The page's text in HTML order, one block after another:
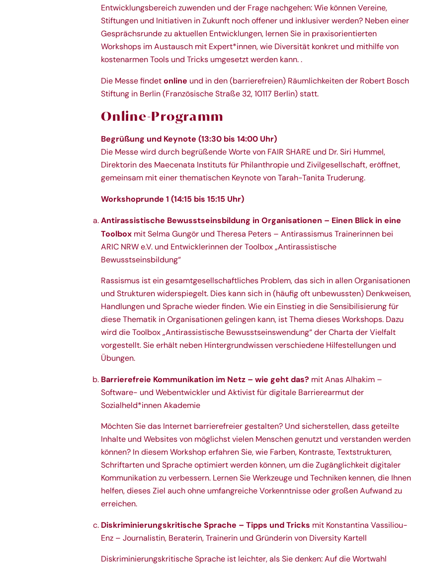
Entwicklungsbereich zuwenden und der Frage nachgehen: Wie können Vereine,
Stiftungen und Initiativen in Zukunft noch offener und inklusiver werden? Neben einer
Gesprächsrunde zu aktuellen Entwicklungen, lernen Sie in praxisorientierten
Workshops im Austausch mit Expert*innen, wie Diversität konkret und mithilfe von
kostenarmen Tools und Tricks umgesetzt werden kann. .
Die Messe findet online und in den (barrierefreien) Räumlichkeiten der Robert Bosch
Stiftung in Berlin (Französische Straße 32, 10117 Berlin) statt.
Online-Programm
Begrüßung und Keynote (13:30 bis 14:00 Uhr)
Die Messe wird durch begrüßende Worte von FAIR SHARE und Dr. Siri Hummel,
Direktorin des Maecenata Instituts für Philanthropie und Zivilgesellschaft, eröffnet,
gemeinsam mit einer thematischen Keynote von Tarah-Tanita Truderung.
Workshoprunde 1 (14:15 bis 15:15 Uhr)
Antirassistische Bewusstseinsbildung in Organisationen – Einen Blick in eine
Toolbox mit Selma Gungör und Theresa Peters – Antirassismus Trainerinnen bei
ARIC NRW e.V. und Entwicklerinnen der Toolbox „Antirassistische
Bewusstseinsbildung“
Rassismus ist ein gesamtgesellschaftliches Problem, das sich in allen Organisationen
und Strukturen widerspiegelt. Dies kann sich in (häufig oft unbewussten) Denkweisen,
Handlungen und Sprache wieder finden. Wie ein Einstieg in die Sensibilisierung für
diese Thematik in Organisationen gelingen kann, ist Thema dieses Workshops. Dazu
wird die Toolbox „Antirassistische Bewusstseinswendung“ der Charta der Vielfalt
vorgestellt. Sie erhält neben Hintergrundwissen verschiedene Hilfestellungen und
Übungen.
Barrierefreie Kommunikation im Netz – wie geht das? mit Anas Alhakim –
Software- und Webentwickler und Aktivist für digitale Barrierearmut der
Sozialheld*innen Akademie
Möchten Sie das Internet barrierefreier gestalten? Und sicherstellen, dass geteilte
Inhalte und Websites von möglichst vielen Menschen genutzt und verstanden werden
können? In diesem Workshop erfahren Sie, wie Farben, Kontraste, Textstrukturen,
Schriftarten und Sprache optimiert werden können, um die Zugänglichkeit digitaler
Kommunikation zu verbessern. Lernen Sie Werkzeuge und Techniken kennen, die Ihnen
helfen, dieses Ziel auch ohne umfangreiche Vorkenntnisse oder großen Aufwand zu
erreichen.
Diskriminierungskritische Sprache – Tipps und Tricks mit Konstantina Vassiliou-
Enz – Journalistin, Beraterin, Trainerin und Gründerin von Diversity Kartell
Diskriminierungskritische Sprache ist leichter, als Sie denken: Auf die Wortwahl